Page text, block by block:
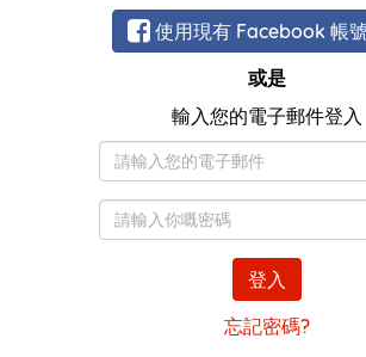
使用現有 Facebook 帳
或是
輸入您的電子郵件登入
子
郵
碼
登入
忘記密碼?